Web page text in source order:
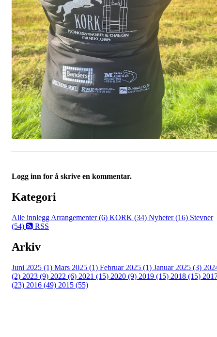
Logg inn for å skrive en kommentar.
Kategori
Alle innlegg Arrangementer (6) KORK (34) Nyheter (16) Stevner
(54)
RSS
Arkiv
Juni 2025 (1) Mars 2025 (1) Februar 2025 (1) Januar 2025 (3)
(2) 2023 (9) 2022 (6) 2021 (15) 2020 (9) 2019 (15) 2018 (15)
(23) 2016 (49) 2015 (55)